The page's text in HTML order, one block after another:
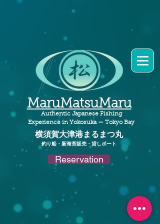
MaruMatsuMaru
Authentic Japanese Fishing
Experience in Yokosuka — Tokyo Bay
横須賀大津港まるまつ丸​
​釣り船・新海苔販売・貸しボート
Reservation